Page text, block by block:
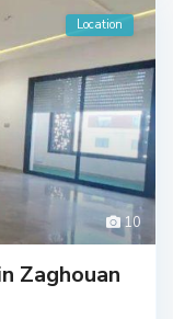
10
Location
Zaghouan